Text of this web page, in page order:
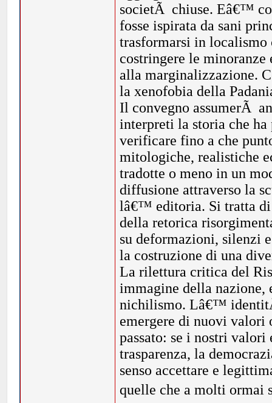
societÃ chiuse. Eâ€™
fosse ispirata da sani
trasformarsi in localismo
costringere le
alla marginalizzazione.
la xenofobia della
Il convegno assumerÃ
interpreti la storia che
verificare fino a che
mitologiche, realistiche
tradotte o meno in un
diffusione attraverso la
lâ€™ editoria. Si tratta di
della retorica
su deformazioni, silenzi
la costruzione di una
La rilettura critica del
immagine della nazione,
nichilismo. Lâ€™
emergere di nuovi
passato: se i nostri
trasparenza, la
senso accettare e
quelle che a molti ormai